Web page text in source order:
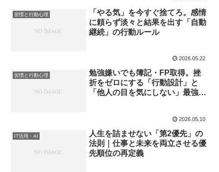
習慣と行動心理
「やる気」を今すぐ捨てろ。感情
に頼らず淡々と結果を出す「自動
継続」の行動ルール
2026.05.22
習慣と行動心理
勉強嫌いでも簿記・FP取得。挫
折をゼロにする「行動設計」と
「他人の目を気にしない」最強の
2026.05.10
IT活用・AI
人生を詰ませない「第2優先」の
法則｜仕事と未来を両立させる優
先順位の再定義